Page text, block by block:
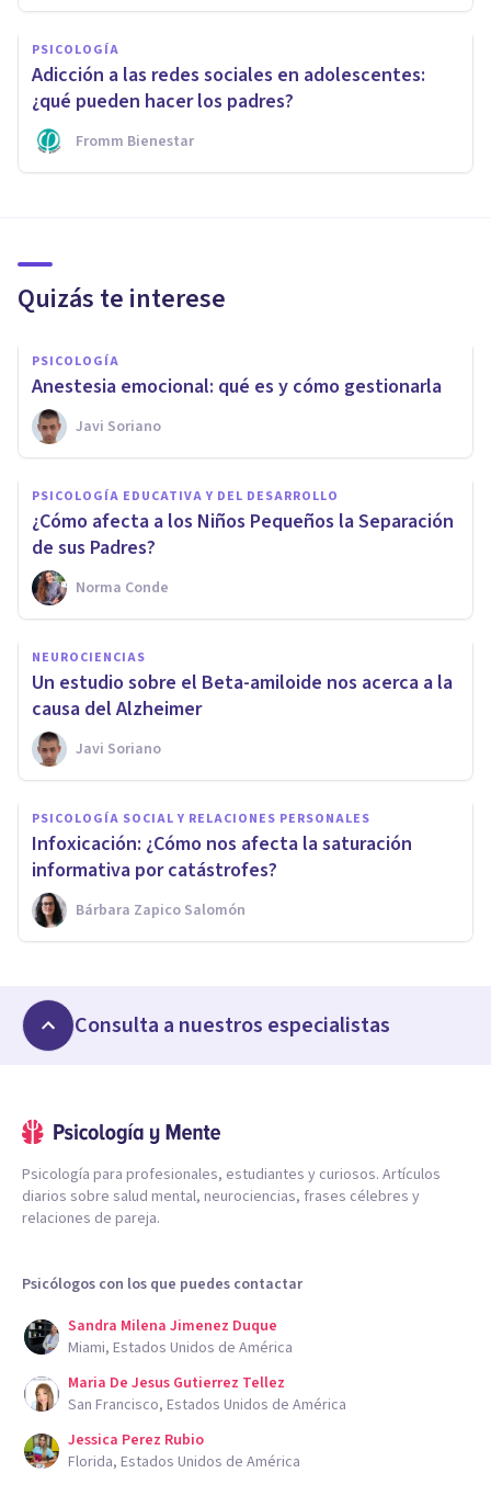
PSICOLOGÍA
Adicción a las redes sociales en adolescentes:
¿qué pueden hacer los padres?
Fromm Bienestar
Quizás te interese
PSICOLOGÍA
Anestesia emocional: qué es y cómo gestionarla
Javi Soriano
PSICOLOGÍA EDUCATIVA Y DEL DESARROLLO
¿Cómo afecta a los Niños Pequeños la Separación
de sus Padres?
Norma Conde
NEUROCIENCIAS
Un estudio sobre el Beta-amiloide nos acerca a la
causa del Alzheimer
Javi Soriano
PSICOLOGÍA SOCIAL Y RELACIONES PERSONALES
Infoxicación: ¿Cómo nos afecta la saturación
informativa por catástrofes?
Bárbara Zapico Salomón
Consulta a nuestros especialistas
Psicología para profesionales, estudiantes y curiosos. Artículos
diarios sobre salud mental, neurociencias, frases célebres y
relaciones de pareja.
Psicólogos con los que puedes contactar
Sandra Milena Jimenez Duque
Miami, Estados Unidos de América
Maria De Jesus Gutierrez Tellez
San Francisco, Estados Unidos de América
Jessica Perez Rubio
Florida, Estados Unidos de América